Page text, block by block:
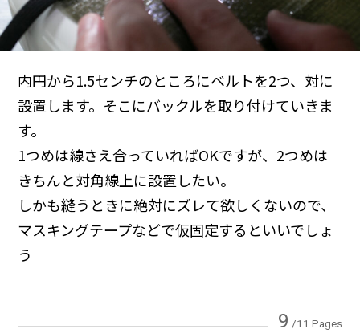
内円から1.5センチのところにベルトを2つ、対に
設置します。そこにバックルを取り付けていきま
す。
1つめは線さえ合っていればOKですが、2つめは
きちんと対角線上に設置したい。
しかも縫うときに絶対にズレて欲しくないので、
マスキングテープなどで仮固定するといいでしょ
う
9 /11 Pages